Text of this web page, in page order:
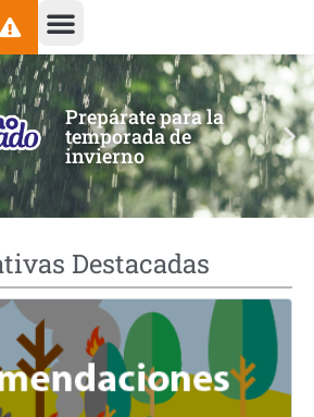
Prepárate para la
temporada de
invierno
Destacadas